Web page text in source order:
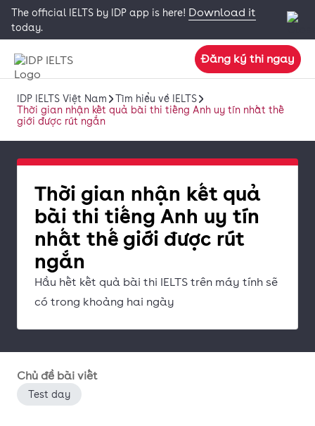
The official IELTS by IDP app is here! Download it
today.
Đăng ký thi ngay
IDP IELTS Việt Nam
Tìm hiểu về IELTS
Thời gian nhận kết quả bài thi tiếng Anh uy tín nhất thế
giới được rút ngắn
Thời gian nhận kết quả
bài thi tiếng Anh uy tín
nhất thế giới được rút
ngắn
Hầu hết kết quả bài thi IELTS trên máy tính sẽ
có trong khoảng hai ngày
Chủ đề bài viết
Test day